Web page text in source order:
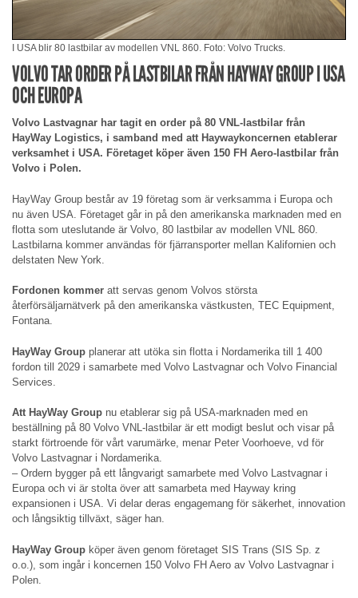
I USA blir 80 lastbilar av modellen VNL 860. Foto: Volvo Trucks.
VOLVO TAR ORDER PÅ LASTBILAR FRÅN HAYWAY GROUP I USA
OCH EUROPA
Volvo Lastvagnar har tagit en order på 80 VNL-lastbilar från
HayWay Logistics, i samband med att Haywaykoncernen etablerar
verksamhet i USA. Företaget köper även 150 FH Aero-lastbilar från
Volvo i Polen.
HayWay Group består av 19 företag som är verksamma i Europa och
nu även USA. Företaget går in på den amerikanska marknaden med en
flotta som uteslutande är Volvo, 80 lastbilar av modellen VNL 860.
Lastbilarna kommer användas för fjärransporter mellan Kalifornien och
delstaten New York.
Fordonen kommer att servas genom Volvos största
återförsäljarnätverk på den amerikanska västkusten, TEC Equipment,
Fontana.
HayWay Group planerar att utöka sin flotta i Nordamerika till 1 400
fordon till 2029 i samarbete med Volvo Lastvagnar och Volvo Financial
Services.
Att HayWay Group nu etablerar sig på USA-marknaden med en
beställning på 80 Volvo VNL-lastbilar är ett modigt beslut och visar på
starkt förtroende för vårt varumärke, menar Peter Voorhoeve, vd för
Volvo Lastvagnar i Nordamerika.
– Ordern bygger på ett långvarigt samarbete med Volvo Lastvagnar i
Europa och vi är stolta över att samarbeta med Hayway kring
expansionen i USA. Vi delar deras engagemang för säkerhet, innovation
och långsiktig tillväxt, säger han.
HayWay Group köper även genom företaget SIS Trans (SIS Sp. z
o.o.), som ingår i koncernen 150 Volvo FH Aero av Volvo Lastvagnar i
Polen.